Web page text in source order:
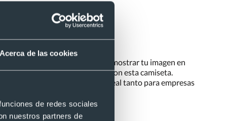
de las cookies
de redes sociales
nuestros partners de
o para uso diario con la que mostrar tu imagen en
lucir diseños sorprendentes con esta camiseta.
o escudo, una opción ideal tanto para empresas